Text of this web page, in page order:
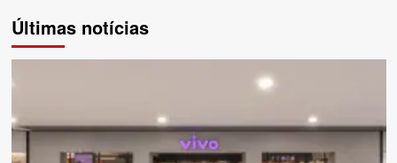
Últimas notícias